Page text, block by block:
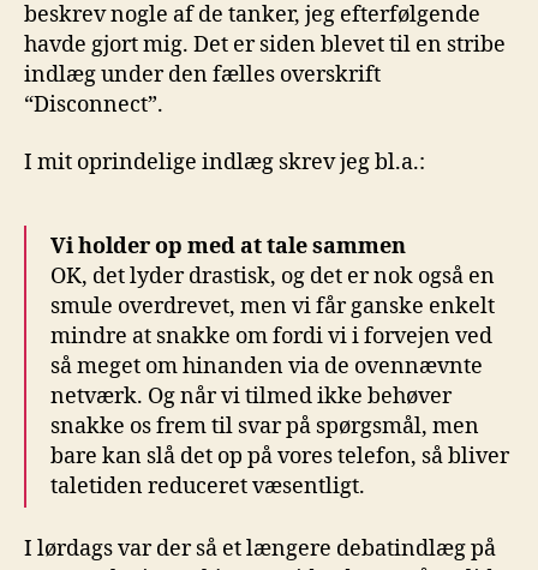
beskrev nogle af de tanker, jeg efterfølgende
havde gjort mig. Det er siden blevet til en stribe
indlæg under den fælles overskrift
“Disconnect”.
I mit oprindelige indlæg skrev jeg bl.a.:
Vi holder op med at tale sammen
OK, det lyder drastisk, og det er nok også en
smule overdrevet, men vi får ganske enkelt
mindre at snakke om fordi vi i forvejen ved
så meget om hinanden via de ovennævnte
netværk. Og når vi tilmed ikke behøver
snakke os frem til svar på spørgsmål, men
bare kan slå det op på vores telefon, så bliver
taletiden reduceret væsentligt.
I lørdags var der så et længere debatindlæg på